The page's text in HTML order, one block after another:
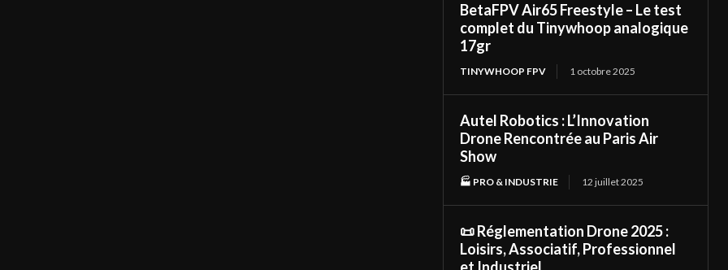
BetaFPV Air65 Freestyle – Le test
complet du Tinywhoop analogique
17gr
TINYWHOOP FPV 1 octobre 2025
Autel Robotics : L’Innovation
Drone Rencontrée au Paris Air
Show
🏭 PRO & INDUSTRIE 12 juillet 2025
📜 Réglementation Drone 2025 :
Loisirs, Associatif, Professionnel